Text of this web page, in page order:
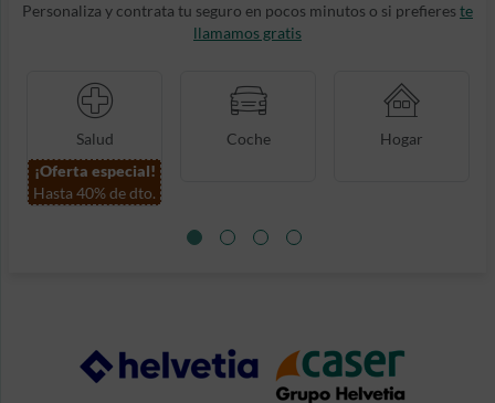
Personaliza y contrata tu seguro en pocos minutos o si prefieres te
llamamos gratis
Salud
¡Oferta especial!
Hasta 40% de dto.
Coche Hogar